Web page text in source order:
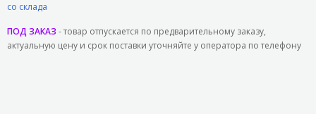
со склада
ПОД ЗАКАЗ - товар отпускается по предварительному заказу,
актуальную цену и срок поставки уточняйте у оператора по телефону